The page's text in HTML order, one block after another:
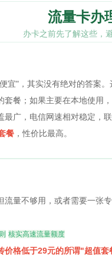
流量卡办
办卡之前先了解这些，
宜"，其实没有绝对的答案
套餐；如果主要在本地使用
最广，电信网速相对稳定，
餐 ，性价比最高。
流量不够用，或者需要一张
核实高速流量额度
价格低于29元的所谓"超值套